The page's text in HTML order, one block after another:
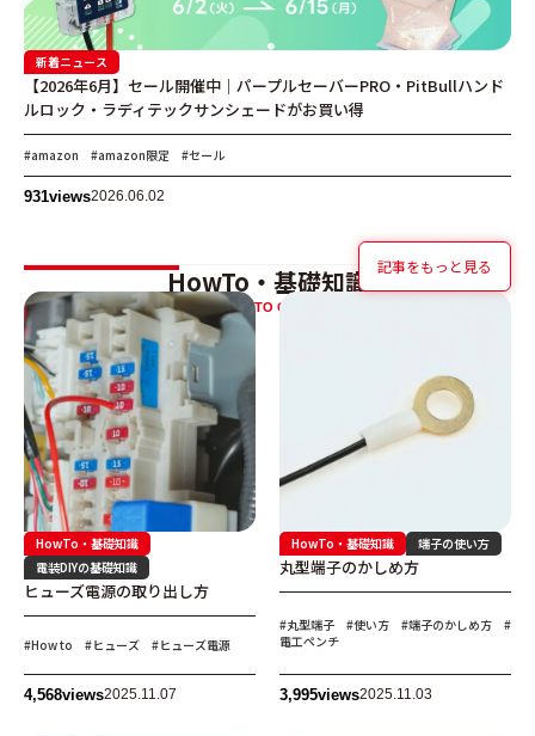
新着ニュース
【2026年6月】セール開催中｜パープルセーバーPRO・PitBullハンド
ルロック・ラディテックサンシェードがお買い得
#amazon #amazon限定 #セール
931views2026.06.02
HowTo・基礎知識
HOW-TO GUIDE
記事をもっと見る
HowTo・基礎知識
電装DIYの基礎知識
ヒューズ電源の取り出し方
#How to #ヒューズ #ヒューズ電源
4,568views2025.11.07
HowTo・基礎知識 端子の使い方
丸型端子のかしめ方
#丸型端子 #使い方 #端子のかしめ方
#
電工ペンチ
3,995views2025.11.03